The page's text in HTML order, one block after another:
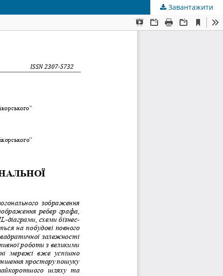
Завантажити